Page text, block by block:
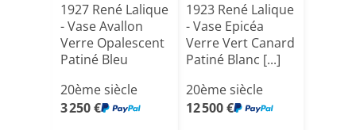
1927 René Lalique
- Vase Avallon
Verre Opalescent
Patiné Bleu
20ème siècle
3 250 €
1923 René Lalique
- Vase Epicéa
Verre Vert Canard
Patiné Blanc [...]
20ème siècle
12 500 €